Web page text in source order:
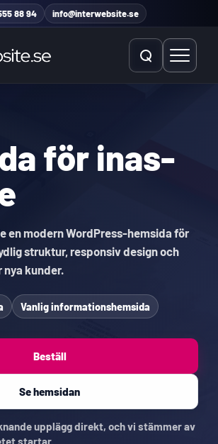
88 94 info@interwebsite.se
Öppna sökÖppna
för inas-
en modern WordPress-hemsida för
struktur, responsiv design och
nya kunder.
Vanlig informationshemsida
Beställ
Se hemsidan
upplägg direkt, och vi stämmer av
startar.